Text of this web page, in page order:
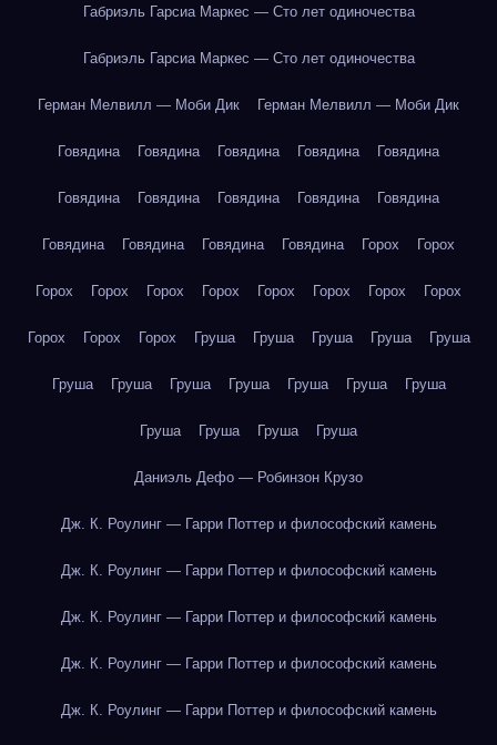
Габриэль Гарсиа Маркес — Сто лет одиночества
Габриэль Гарсиа Маркес — Сто лет одиночества
Герман Мелвилл — Моби Дик Герман Мелвилл — Моби Дик
Говядина Говядина Говядина Говядина Говядина
Говядина Говядина Говядина Говядина Говядина
Говядина Говядина Говядина Говядина Горох Горох
Горох Горох Горох Горох Горох Горох Горох Горох
Горох Горох Горох Груша Груша Груша Груша Груша
Груша Груша Груша Груша Груша Груша Груша
Груша Груша Груша Груша
Даниэль Дефо — Робинзон Крузо
Дж. К. Роулинг — Гарри Поттер и философский камень
Дж. К. Роулинг — Гарри Поттер и философский камень
Дж. К. Роулинг — Гарри Поттер и философский камень
Дж. К. Роулинг — Гарри Поттер и философский камень
Дж. К. Роулинг — Гарри Поттер и философский камень